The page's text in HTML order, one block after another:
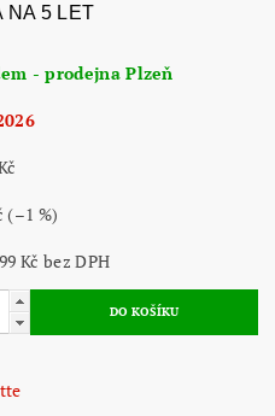
NA 5 LET
- prodejna Plzeň
(–1 %)
5 280,99 Kč bez DPH